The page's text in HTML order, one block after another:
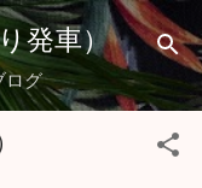
ツに移動
発車）
ログ